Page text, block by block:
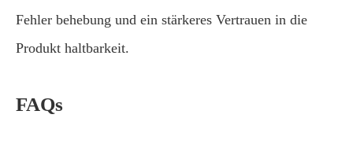
Fehler behebung und ein stärkeres Vertrauen in die
Produkt haltbarkeit.
FAQs